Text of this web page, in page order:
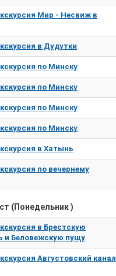
Мир - Несвиж в
в Дудутки
по Минску
по Минску
по Минску
по Минску
в Хатынь
по вечернему
(Понедельник )
в Брестскую
и Беловежскую пущу
Августовский канал